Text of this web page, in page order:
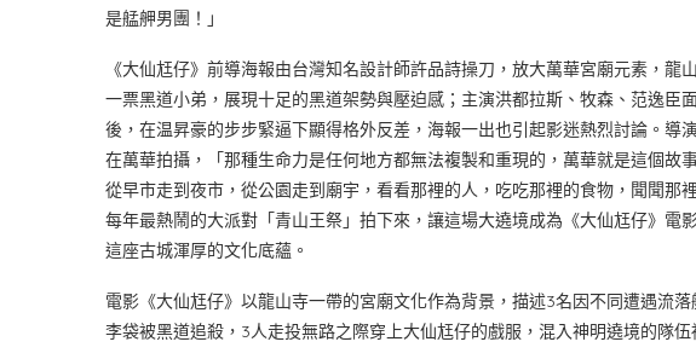
是艋舺男團！」
《大仙尪仔》前導海報由台灣知名設計師許品詩操刀，放大萬華宮廟元素，
一票黑道小弟，展現十足的黑道架勢與壓迫感；主演洪都拉斯、牧森、范逸臣
後，在温昇豪的步步緊逼下顯得格外反差，海報一出也引起影迷熱烈討論。導
在萬華拍攝，「那種生命力是任何地方都無法複製和重現的，萬華就是這個故
從早市走到夜市，從公園走到廟宇，看看那裡的人，吃吃那裡的食物，聞聞那
每年最熱鬧的大派對「青山王祭」拍下來，讓這場大遶境成為《大仙尪仔》電
這座古城渾厚的文化底蘊。
電影《大仙尪仔》以龍山寺一帶的宮廟文化作為背景，描述3名因不同遭遇流
李袋被黑道追殺，3人走投無路之際穿上大仙尪仔的戲服，混入神明遶境的隊